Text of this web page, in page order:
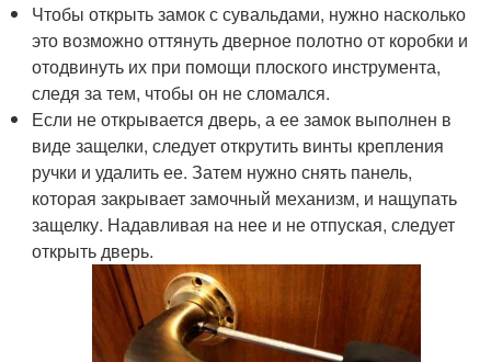
Чтобы открыть замок с сувальдами, нужно насколько
это возможно оттянуть дверное полотно от коробки и
отодвинуть их при помощи плоского инструмента,
следя за тем, чтобы он не сломался.
Если не открывается дверь, а ее замок выполнен в
виде защелки, следует открутить винты крепления
ручки и удалить ее. Затем нужно снять панель,
которая закрывает замочный механизм, и нащупать
защелку. Надавливая на нее и не отпуская, следует
открыть дверь.